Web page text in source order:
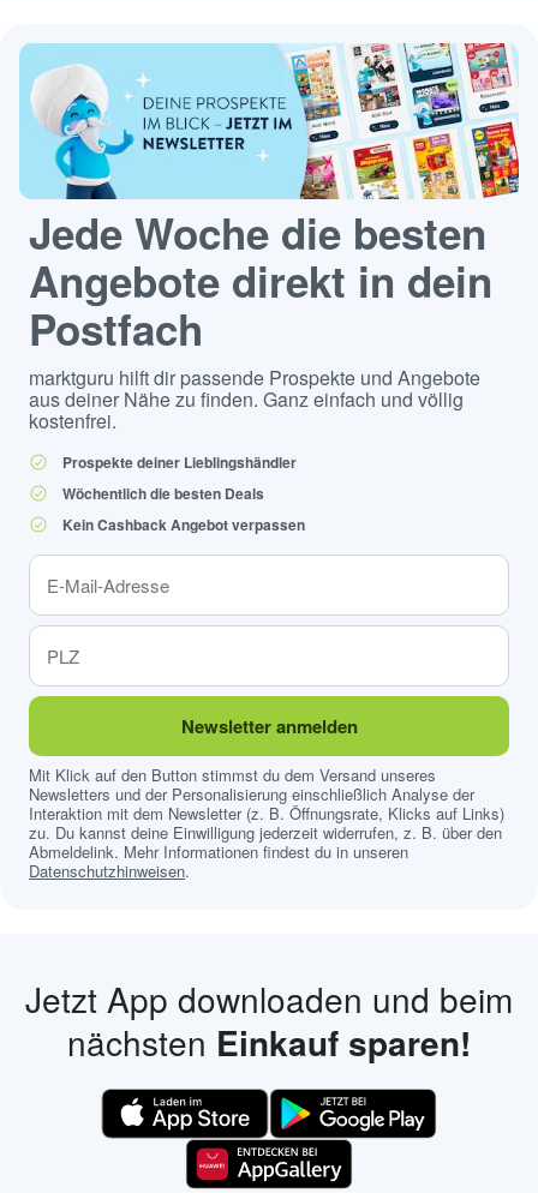
Jede Woche die besten
Angebote direkt in dein
Postfach
marktguru hilft dir passende Prospekte und Angebote
aus deiner Nähe zu finden. Ganz einfach und völlig
kostenfrei.
Prospekte deiner Lieblingshändler
Wöchentlich die besten Deals
Kein Cashback Angebot verpassen
Newsletter anmelden
Mit Klick auf den Button stimmst du dem Versand unseres
Newsletters und der Personalisierung einschließlich Analyse der
Interaktion mit dem Newsletter (z. B. Öffnungsrate, Klicks auf Links)
zu. Du kannst deine Einwilligung jederzeit widerrufen, z. B. über den
Abmeldelink. Mehr Informationen findest du in unseren
Datenschutzhinweisen.
Jetzt App downloaden und beim
nächsten Einkauf sparen!